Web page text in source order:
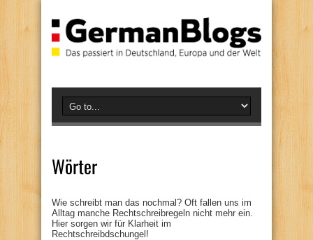
Wörter
Wie schreibt man das nochmal? Oft fallen uns im
Alltag manche Rechtschreibregeln nicht mehr ein.
Hier sorgen wir für Klarheit im
Rechtschreibdschungel!